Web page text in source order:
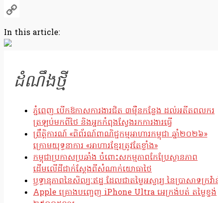
Telegram
Link
In this article:
ដំណឹងថ្មី
ភ្នំពេញ បើកឱកាសការងារជិត ៣ម៉ឺនកន្លែង ដល់អតីតពលករ
ត្រឡប់មកពីថៃ និងអ្នកកំពុងស្វែងរកការងារធ្វើ
ព្រឹត្តិការណ៍ «ពិព័រណ៍ពាណិជ្ជកម្មអាហារកម្ពុជា ឆ្នាំ២០២៦»
ក្រោមយុទ្ធនាការ «អាហារខ្មែរត្រូវតែខ្លាំង»
កម្ពុជាប្រកាសប្រឆាំង ចំពោះសកម្មភាពកែប្រែស្ថានភាព
ដើមលើដីជាក់ស្តែងពីសំណាក់យោធាថៃ
ឫទ្ធានុភាពនៃសិល្បៈឥដ្ឋ ដែលជាតម្លៃអស្ចារ្យ នៃប្រាសាទក្រវ៉
Apple គ្រោងបញ្ចេញ iPhone Ultra អេក្រង់បត់ តម្លៃខ្ទង់